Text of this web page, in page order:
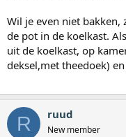
Wil je even niet bakken,
de pot in de koelkast.
uit de koelkast, op
deksel,met theedoek)
R ruud
New member